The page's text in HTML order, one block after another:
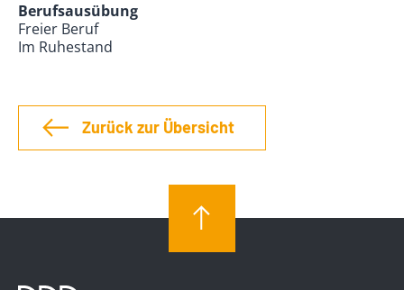
Berufsausübung
Freier Beruf
Im Ruhestand
Zurück zur Übersicht